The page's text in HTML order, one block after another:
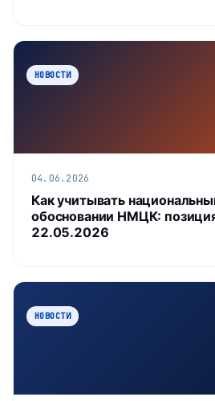
НОВОСТИ
04.06.2026
Как учитывать
обосновании НМЦК:
22.05.2026
НОВОСТИ